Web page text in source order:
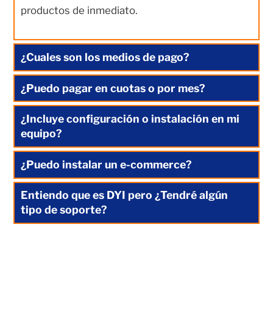
productos de inmediato.
¿Cuales son los medios de pago?
¿Puedo pagar en cuotas o por mes?
¿Incluye configuración o instalación en mi
equipo?
¿Puedo instalar un e-commerce?
Entiendo que es DYI pero ¿Tendré algún
tipo de soporte?